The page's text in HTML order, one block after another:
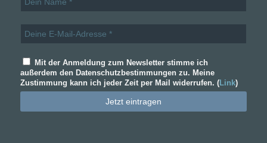
Mit der Anmeldung zum Newsletter stimme ich
außerdem den Datenschutzbestimmungen zu. Meine
Zustimmung kann ich jeder Zeit per Mail widerrufen. (Link)